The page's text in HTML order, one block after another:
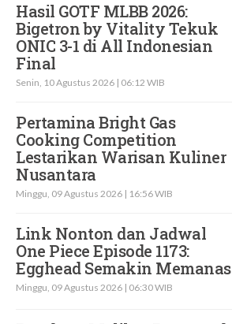
Hasil GOTF MLBB 2026:
Bigetron by Vitality Tekuk
ONIC 3-1 di All Indonesian
Final
Senin, 10 Agustus 2026 | 06:12 WIB
Pertamina Bright Gas
Cooking Competition
Lestarikan Warisan Kuliner
Nusantara
Minggu, 09 Agustus 2026 | 16:56 WIB
Link Nonton dan Jadwal
One Piece Episode 1173:
Egghead Semakin Memanas
Minggu, 09 Agustus 2026 | 06:30 WIB